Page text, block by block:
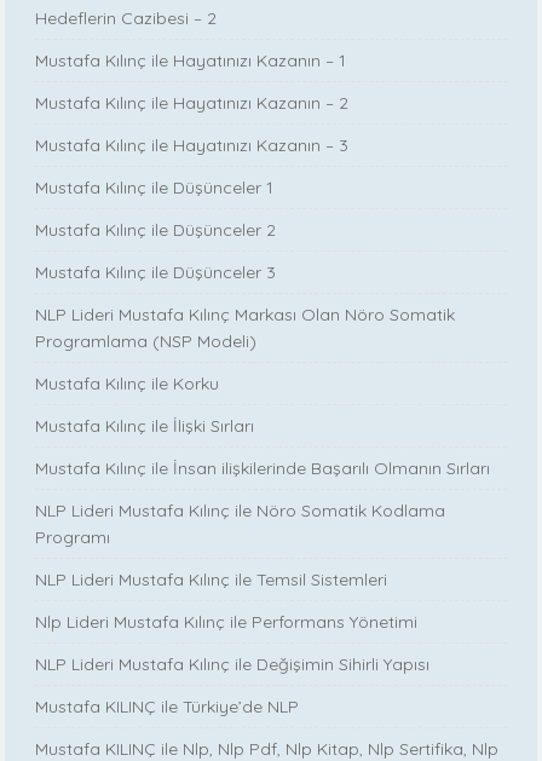
Hedeflerin Cazibesi – 2
Mustafa Kılınç ile Hayatınızı Kazanın – 1
Mustafa Kılınç ile Hayatınızı Kazanın – 2
Mustafa Kılınç ile Hayatınızı Kazanın – 3
Mustafa Kılınç ile Düşünceler 1
Mustafa Kılınç ile Düşünceler 2
Mustafa Kılınç ile Düşünceler 3
NLP Lideri Mustafa Kılınç Markası Olan Nöro Somatik
Programlama (NSP Modeli)
Mustafa Kılınç ile Korku
Mustafa Kılınç ile İlişki Sırları
Mustafa Kılınç ile İnsan ilişkilerinde Başarılı Olmanın Sırları
NLP Lideri Mustafa Kılınç ile Nöro Somatik Kodlama
Programı
NLP Lideri Mustafa Kılınç ile Temsil Sistemleri
Nlp Lideri Mustafa Kılınç ile Performans Yönetimi
NLP Lideri Mustafa Kılınç ile Değişimin Sihirli Yapısı
Mustafa KILINÇ ile Türkiye’de NLP
Mustafa KILINÇ ile Nlp, Nlp Pdf, Nlp Kitap, Nlp Sertifika, Nlp